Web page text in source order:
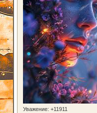
Уважение: +11911